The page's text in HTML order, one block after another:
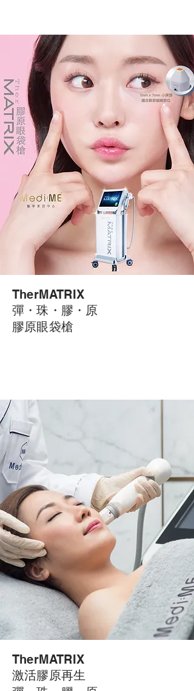
TherMATRIX
彈・珠・ 膠・ 原
膠原眼袋槍
TherMATRIX
激活膠原再生